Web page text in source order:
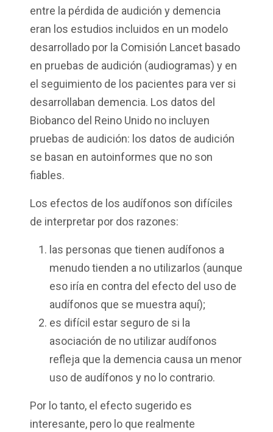
entre la pérdida de audición y demencia
eran los estudios incluidos en un modelo
desarrollado por la Comisión Lancet basado
en pruebas de audición (audiogramas) y en
el seguimiento de los pacientes para ver si
desarrollaban demencia. Los datos del
Biobanco del Reino Unido no incluyen
pruebas de audición: los datos de audición
se basan en autoinformes que no son
fiables.
Los efectos de los audífonos son difíciles
de interpretar por dos razones:
las personas que tienen audífonos a
menudo tienden a no utilizarlos (aunque
eso iría en contra del efecto del uso de
audífonos que se muestra aquí);
es difícil estar seguro de si la
asociación de no utilizar audífonos
refleja que la demencia causa un menor
uso de audífonos y no lo contrario.
Por lo tanto, el efecto sugerido es
interesante, pero lo que realmente